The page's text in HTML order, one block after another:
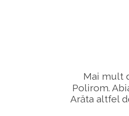
Mai mult
Polirom.
Arăta altfel